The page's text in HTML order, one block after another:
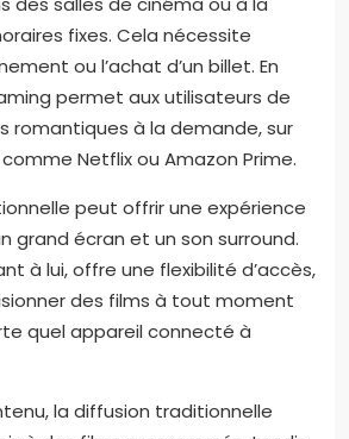
fixes. Cela nécessite
ou l’achat d’un billet. En
permet aux utilisateurs de
romantiques à la demande, sur
Netflix ou Amazon Prime.
peut offrir une expérience
grand écran et un son surround.
à lui, offre une flexibilité d’accès,
des films à tout moment
quel appareil connecté à
la diffusion traditionnelle